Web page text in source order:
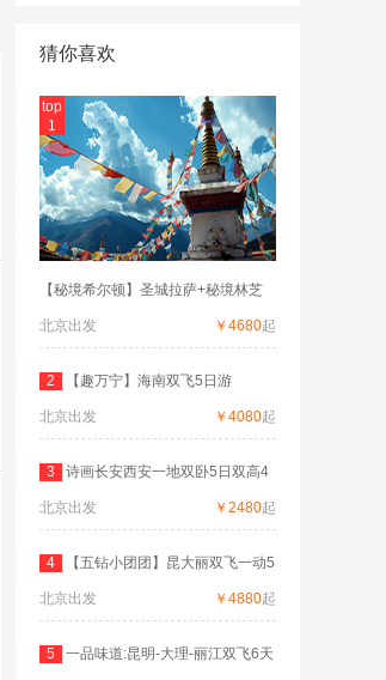
猜你喜欢
top
1
【秘境希尔顿】圣城拉萨+秘境林芝
北京出发 ￥4680起
2 【趣万宁】海南双飞5日游
北京出发 ￥4080起
3 诗画长安西安一地双卧5日双高4
日
北京出发 ￥2480起
4 【五钻小团团】昆大丽双飞一动5
晚
北京出发 ￥4880起
5 一品味道:昆明-大理-丽江双飞6天